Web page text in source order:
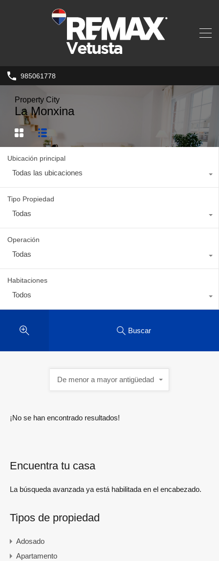
985061778
Property City
La Monxina
Ubicación principal
Todas las ubicaciones
Tipo Propiedad
Todas
Operación
Todas
Habitaciones
Todos
Buscar
De menor a mayor antigüedad
¡No se han encontrado resultados!
Encuentra tu casa
La búsqueda avanzada ya está habilitada en el encabezado.
Tipos de propiedad
Adosado
Apartamento